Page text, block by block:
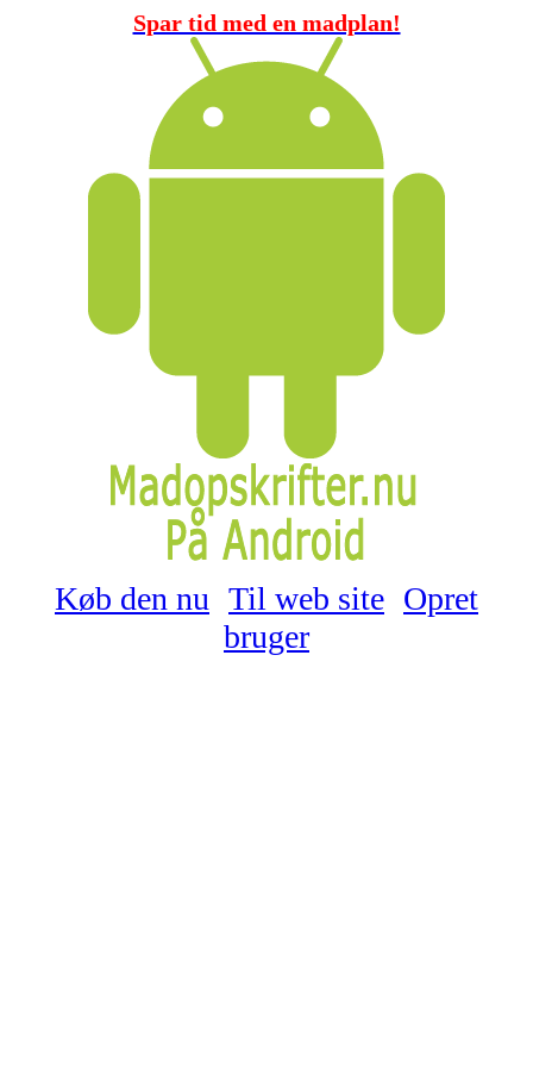
Spar tid med en madplan!
Køb den nu Til web site Opret
bruger